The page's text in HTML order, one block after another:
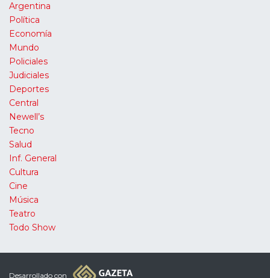
Argentina
Política
Economía
Mundo
Policiales
Judiciales
Deportes
Central
Newell’s
Tecno
Salud
Inf. General
Cultura
Cine
Música
Teatro
Todo Show
Desarrollado con